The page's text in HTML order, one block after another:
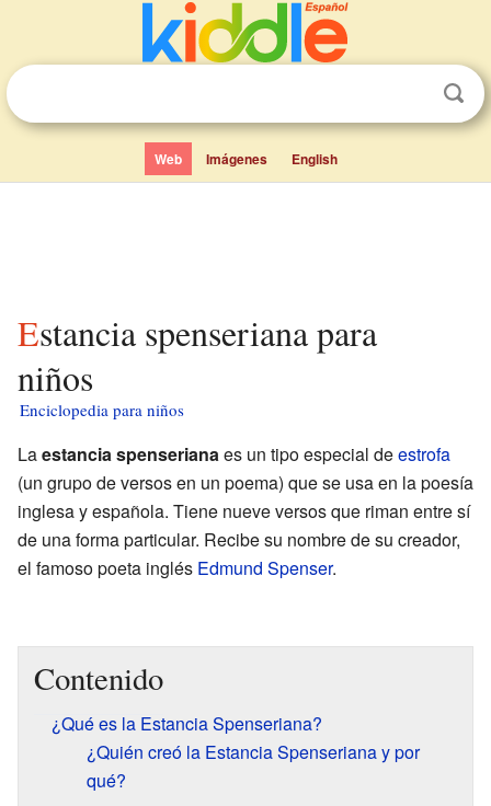
Web Imágenes English
Estancia spenseriana para
niños
Enciclopedia para niños
Laestancia spenserianaes un tipo especial deestrofa
(un grupo de versos en un poema) que se usa en la poesía
inglesa y española. Tiene nueve versos que riman entre sí
de una forma particular. Recibe su nombre de su creador,
el famoso poeta inglés Edmund Spenser.
Contenido
¿Qué es la Estancia Spenseriana?
¿Quién creó la Estancia Spenseriana y por
qué?